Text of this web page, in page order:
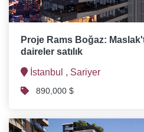
Proje Rams Boğaz:
daireler satılık
İstanbul , Sariyer
890,000 $